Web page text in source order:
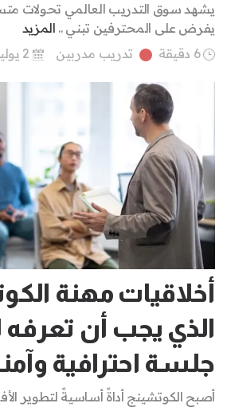
يشهد سوق التدريب العالمي تحولات
يفرض على المحترفين تبني .. المزيد
6 دقيقة
تدريب مدربين
أخلاقيات مهنة
الذي يجب أن
جلسة احترافية
أصبح الكوتشينج أداةً أساسيةً لتطوير